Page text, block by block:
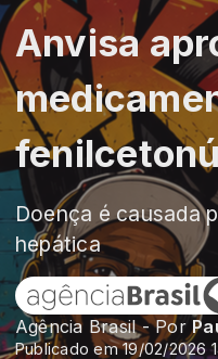
Anvisa
Doença é causada
hepática
Agência Brasil - Por
Publicado em 19/02/2026